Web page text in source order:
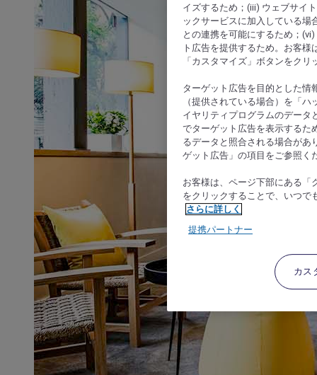
イズするため；(iii) ウェブサイ
ックサービスに加入している場
との連携を可能にするため；
ト広告を提供するため。お客
「カスタマイズ」ボタンをク
ターゲット広告を目的とした情
（提供されている場合）を「
イヤリティプログラムのデータ
でターゲット広告を表示するた
るデータと照合される場合があ
ゲット広告」の項目をご参照く
お客様は、ページ下部にある「
をクリックすることで、いつで
さらに詳しく
提携パートナー
カス